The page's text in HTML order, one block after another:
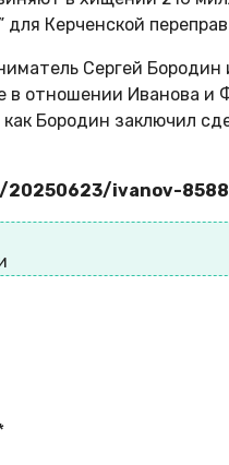
для Керченской
Сергей
в отношении Иванова и
как Бородин заключил
20250623/ivanov-